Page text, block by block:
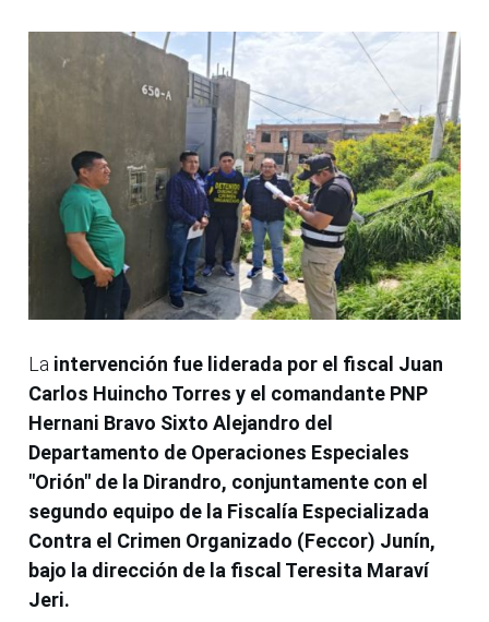
La intervención fue liderada por el fiscal Juan
Carlos Huincho Torres y el comandante PNP
Hernani Bravo Sixto Alejandro del
Departamento de Operaciones Especiales
"Orión" de la Dirandro, conjuntamente con el
segundo equipo de la Fiscalía Especializada
Contra el Crimen Organizado (Feccor) Junín,
bajo la dirección de la fiscal Teresita Maraví
Jeri.